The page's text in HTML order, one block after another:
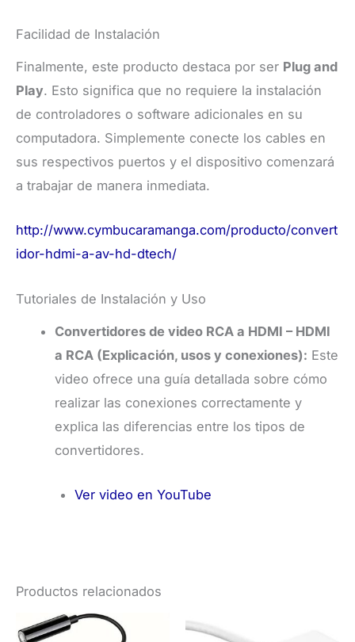
Facilidad de Instalación
Finalmente, este producto destaca por ser Plug and
Play. Esto significa que no requiere la instalación
de controladores o software adicionales en su
computadora. Simplemente conecte los cables en
sus respectivos puertos y el dispositivo comenzará
a trabajar de manera inmediata.
http://www.cymbucaramanga.com/producto/convert
idor-hdmi-a-av-hd-dtech/
Tutoriales de Instalación y Uso
Convertidores de video RCA a HDMI – HDMI
a RCA (Explicación, usos y conexiones): Este
video ofrece una guía detallada sobre cómo
realizar las conexiones correctamente y
explica las diferencias entre los tipos de
convertidores.
Ver video en YouTube
Productos relacionados